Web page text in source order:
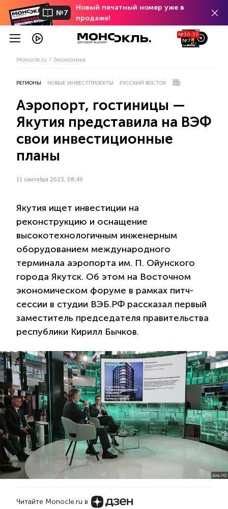
№7
Новый печатный номер уже в
продаже!
№30-33
№7
Monocle.ru Экономика
РЕГИОНЫ НОВЫЕ ИНВЕСТПРОЕКТЫ РУССКИЙ ВОСТОК
Аэропорт, гостиницы —
Якутия представила на ВЭФ
свои инвестиционные
планы
11 сентября 2023, 08:49
Якутия ищет инвестиции на
реконструкцию и оснащение
высокотехнологичным инженерным
оборудованием международного
терминала аэропорта им. П. Ойунского
города Якутск. Об этом на Восточном
экономическом форуме в рамках питч-
сессии в студии ВЭБ.РФ рассказал первый
заместитель председателя правительства
республики Кирилл Бычков.
ВЭБ.РФ
Читайте Monocle.ru в